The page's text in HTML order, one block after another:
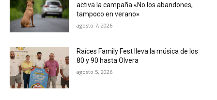
activa la campaña «No los abandones,
tampoco en verano»
agosto 7, 2026
Raíces Family Fest lleva la música de los
80 y 90 hasta Olvera
agosto 5, 2026